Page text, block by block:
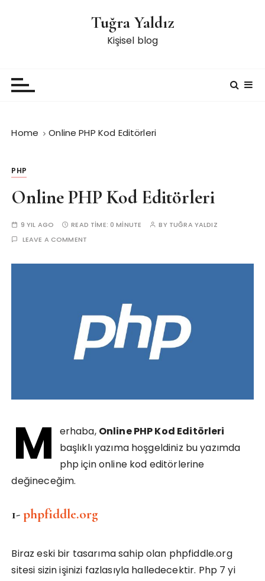
Tuğra Yaldız
Kişisel blog
Home Online PHP Kod Editörleri
PHP
Online PHP Kod Editörleri
9 YIL AGO READ TIME: 0 MINUTE BY TUĞRA YALDIZ
LEAVE A COMMENT
M erhaba, Online PHP Kod Editörleri
başlıklı yazıma hoşgeldiniz bu yazımda
php için online kod editörlerine
değineceğim.
1-phpfiddle.org
Biraz eski bir tasarıma sahip olan phpfiddle.org
sitesi sizin işinizi fazlasıyla halledecektir. Php 7 yi